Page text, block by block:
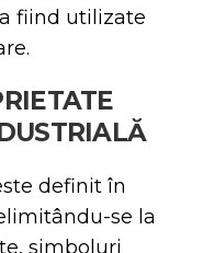
fiind utilizate
definit în
se la
simboluri